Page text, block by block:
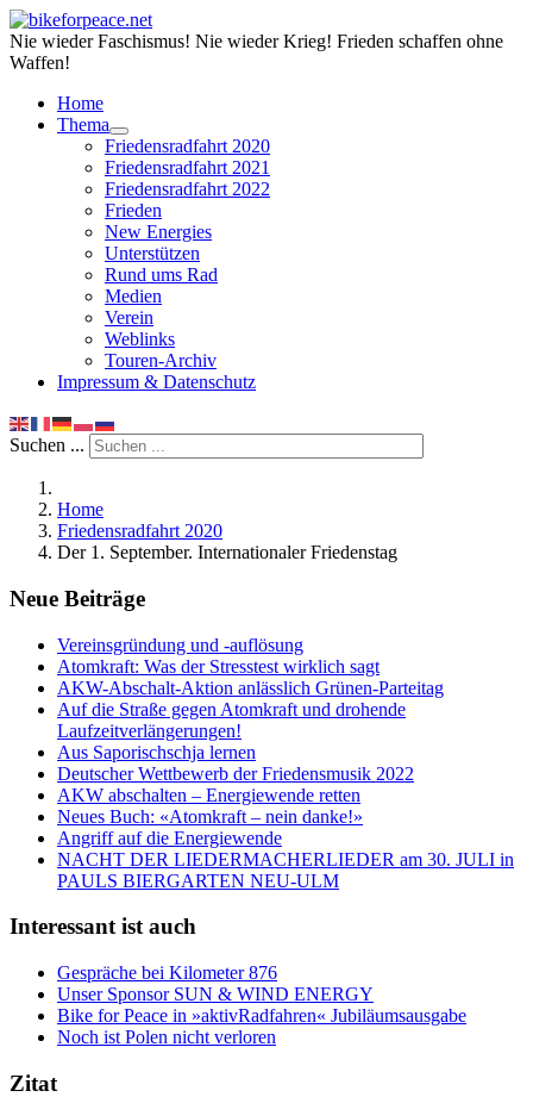
Nie wieder Faschismus! Nie wieder Krieg! Frieden schaffen ohne
Waffen!
Home
Thema
Friedensradfahrt 2020
Friedensradfahrt 2021
Friedensradfahrt 2022
Frieden
New Energies
Unterstützen
Rund ums Rad
Medien
Verein
Weblinks
Touren-Archiv
Impressum & Datenschutz
Suchen ...
Home
Friedensradfahrt 2020
Der 1. September. Internationaler Friedenstag
Neue Beiträge
Vereinsgründung und -auflösung
Atomkraft: Was der Stresstest wirklich sagt
AKW-Abschalt-Aktion anlässlich Grünen-Parteitag
Auf die Straße gegen Atomkraft und drohende
Laufzeitverlängerungen!
Aus Saporischschja lernen
Deutscher Wettbewerb der Friedensmusik 2022
AKW abschalten – Energiewende retten
Neues Buch: «Atomkraft – nein danke!»
Angriff auf die Energiewende
NACHT DER LIEDERMACHERLIEDER am 30. JULI in
PAULS BIERGARTEN NEU-ULM
Interessant ist auch
Gespräche bei Kilometer 876
Unser Sponsor SUN & WIND ENERGY
Bike for Peace in »aktivRadfahren« Jubiläumsausgabe
Noch ist Polen nicht verloren
Zitat